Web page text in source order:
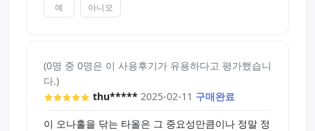
예 아니오
(0명 중 0명은 이 사용후기가 유용하다고 평가했습니
다.)
thu***** 2025-02-11 구매완료
이 오나홀을 닦는 타올은 그 중요성만큼이나 정말 정